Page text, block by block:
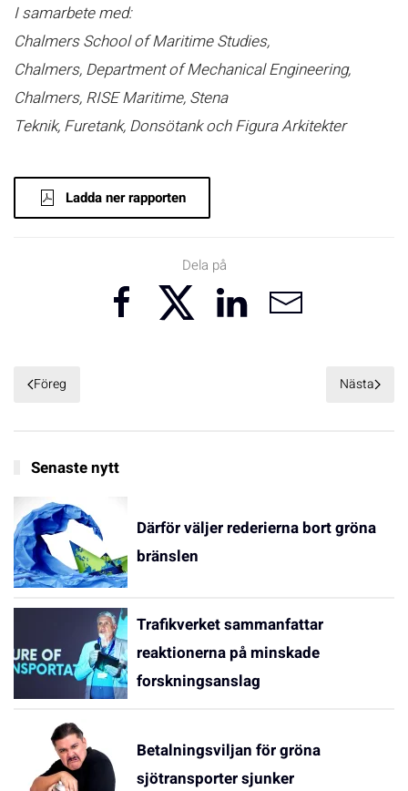
I samarbete med:
Chalmers School of Maritime Studies,
Chalmers, Department of Mechanical Engineering,
Chalmers, RISE Maritime, Stena
Teknik, Furetank, Donsötank ochFigura Arkitekter
Ladda ner rapporten
Dela på
Föreg Nästa
Senaste nytt
Därför väljer rederierna bort gröna
bränslen
Trafikverket sammanfattar
reaktionerna på minskade
forskningsanslag
Betalningsviljan för gröna
sjötransporter sjunker